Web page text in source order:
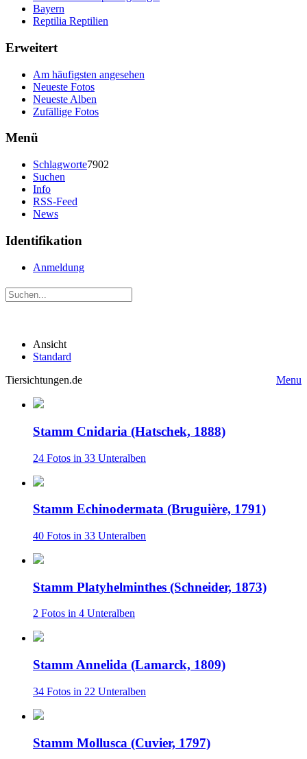
Bayern
Reptilia Reptilien
Erweitert
Am häufigsten angesehen
Neueste Fotos
Neueste Alben
Zufällige Fotos
Menü
Schlagworte7902
Suchen
Info
RSS-Feed
News
Identifikation
Anmeldung
Ansicht
Standard
Tiersichtungen.de
Menu
Stamm Cnidaria (Hatschek, 1888)
24 Fotos in 33 Unteralben
Stamm Echinodermata (Bruguière, 1791)
40 Fotos in 33 Unteralben
Stamm Platyhelminthes (Schneider, 1873)
2 Fotos in 4 Unteralben
Stamm Annelida (Lamarck, 1809)
34 Fotos in 22 Unteralben
Stamm Mollusca (Cuvier, 1797)